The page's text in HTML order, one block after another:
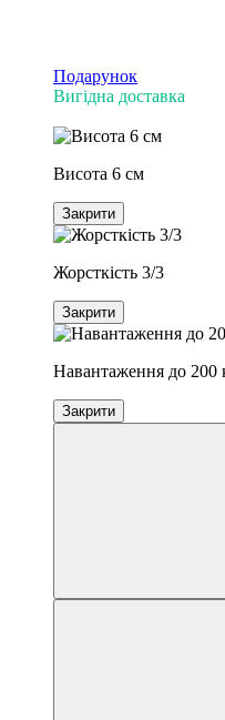
Подарунок
Вигідна доставка
Висота 6 см
Закрити
Жорсткість 3/3
Закрити
Навантаження до 200
Закрити